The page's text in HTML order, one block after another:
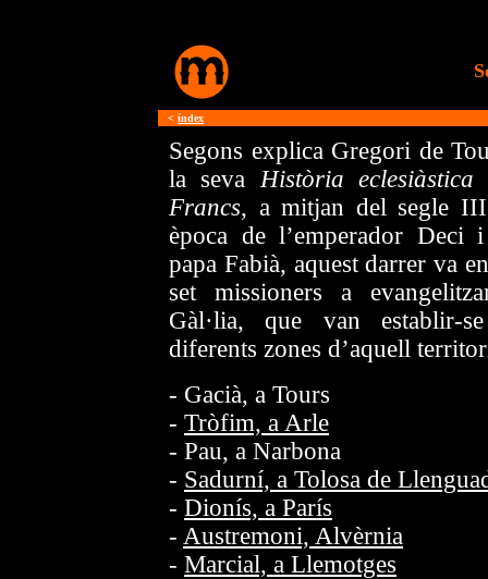
< índex
Segons explica Gregori de
la sevaHistòria eclesiàstica
Francs, a mitjan del segle
època de l’emperador Deci
papa Fabià, aquest darrer va
set missioners a
Gàl·lia, que van establir-
diferents zones d’aquell
- Gacià, a Tours
- Tròfim, a Arle
- Pau, a Narbona
- Sadurní, a Tolosa de
- Dionís, a París
- Austremoni, Alvèrnia
- Marcial, a Llemotges